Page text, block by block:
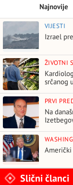
Najnovije
VIJESTI
Izrael
ŽIVOTNI
srčanog
PRVI
Na
Američki
Slični članci